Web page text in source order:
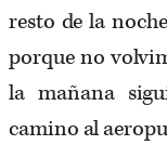
resto de la
porque no
la mañana
camino al